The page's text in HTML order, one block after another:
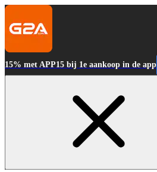
15% met APP15 bij 1e aankoop in de app